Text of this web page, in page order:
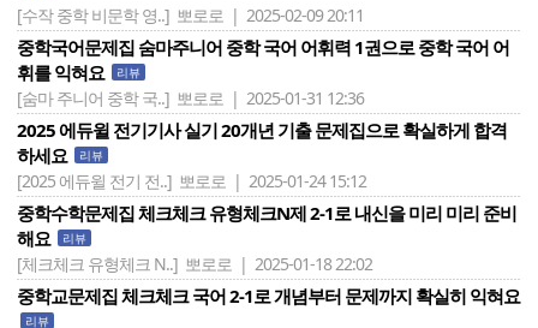
[수작 중학 비문학 영..] 뽀로로 | 2025-02-09 20:11
중학국어문제집 숨마주니어 중학 국어 어휘력 1권으로 중학 국어 어
휘를 익혀요
리뷰
[숨마 주니어 중학 국..] 뽀로로 | 2025-01-31 12:36
2025 에듀윌 전기기사 실기 20개년 기출 문제집으로 확실하게 합격
하세요
리뷰
[2025 에듀윌 전기 전..] 뽀로로 | 2025-01-24 15:12
중학수학문제집 체크체크 유형체크N제 2-1로 내신을 미리 미리 준비
해요
리뷰
[체크체크 유형체크 N..] 뽀로로 | 2025-01-18 22:02
중학교문제집 체크체크 국어 2-1로 개념부터 문제까지 확실히 익혀요
리뷰